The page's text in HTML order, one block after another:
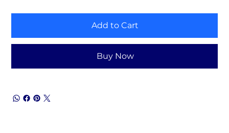
Add to Cart
Buy Now